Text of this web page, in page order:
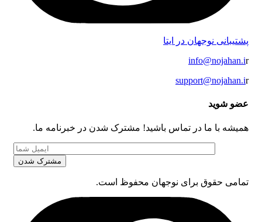
پشتیبانی نوجهان در ایتا
info@nojahan.i
support@nojahan.i
عضو شوید
همیشه با ما در تماس باشید! مشترک شدن در خبرنامه ما.
تمامی حقوق برای نوجهان محفوظ است.